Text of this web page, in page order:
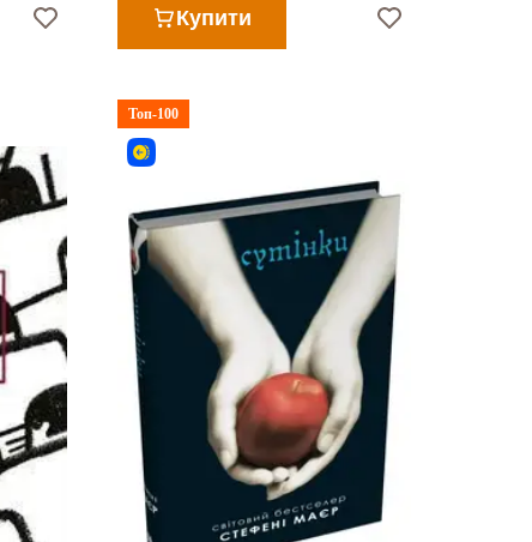
Купити
Топ-100